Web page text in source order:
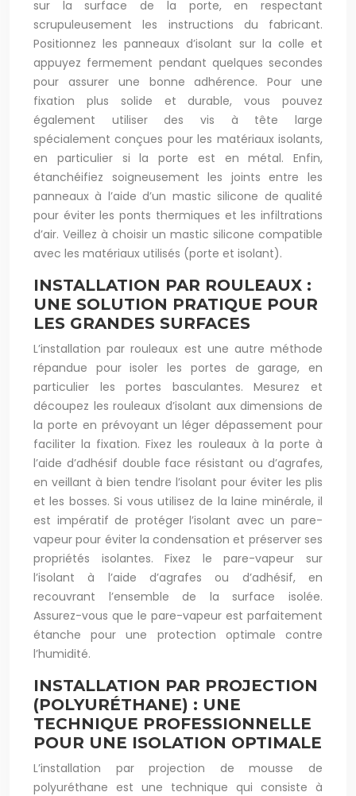
sur la surface de la porte, en respectant
scrupuleusement les instructions du fabricant.
Positionnez les panneaux d’isolant sur la colle et
appuyez fermement pendant quelques secondes
pour assurer une bonne adhérence. Pour une
fixation plus solide et durable, vous pouvez
également utiliser des vis à tête large
spécialement conçues pour les matériaux isolants,
en particulier si la porte est en métal. Enfin,
étanchéifiez soigneusement les joints entre les
panneaux à l’aide d’un mastic silicone de qualité
pour éviter les ponts thermiques et les infiltrations
d’air. Veillez à choisir un mastic silicone compatible
avec les matériaux utilisés (porte et isolant).
INSTALLATION PAR ROULEAUX :
UNE SOLUTION PRATIQUE POUR
LES GRANDES SURFACES
L’installation par rouleaux est une autre méthode
répandue pour isoler les portes de garage, en
particulier les portes basculantes. Mesurez et
découpez les rouleaux d’isolant aux dimensions de
la porte en prévoyant un léger dépassement pour
faciliter la fixation. Fixez les rouleaux à la porte à
l’aide d’adhésif double face résistant ou d’agrafes,
en veillant à bien tendre l’isolant pour éviter les plis
et les bosses. Si vous utilisez de la laine minérale, il
est impératif de protéger l’isolant avec un pare-
vapeur pour éviter la condensation et préserver ses
propriétés isolantes. Fixez le pare-vapeur sur
l’isolant à l’aide d’agrafes ou d’adhésif, en
recouvrant l’ensemble de la surface isolée.
Assurez-vous que le pare-vapeur est parfaitement
étanche pour une protection optimale contre
l’humidité.
INSTALLATION PAR PROJECTION
(POLYURÉTHANE) : UNE
TECHNIQUE PROFESSIONNELLE
POUR UNE ISOLATION OPTIMALE
L’installation par projection de mousse de
polyuréthane est une technique qui consiste à